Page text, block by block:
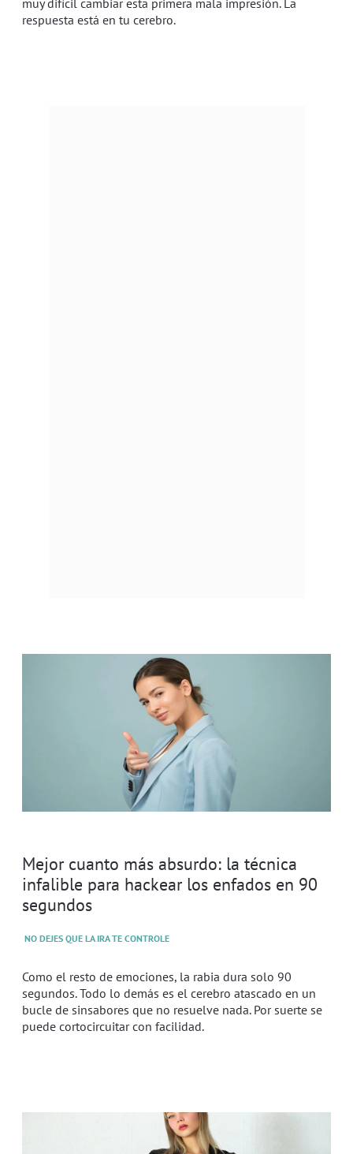
muy difícil cambiar esta primera mala impresión. La
respuesta está en tu cerebro.
Mejor cuanto más absurdo: la técnica
infalible para hackear los enfados en 90
segundos
NO DEJES QUE LA IRA TE CONTROLE
Como el resto de emociones, la rabia dura solo 90
segundos. Todo lo demás es el cerebro atascado en un
bucle de sinsabores que no resuelve nada. Por suerte se
puede cortocircuitar con facilidad.